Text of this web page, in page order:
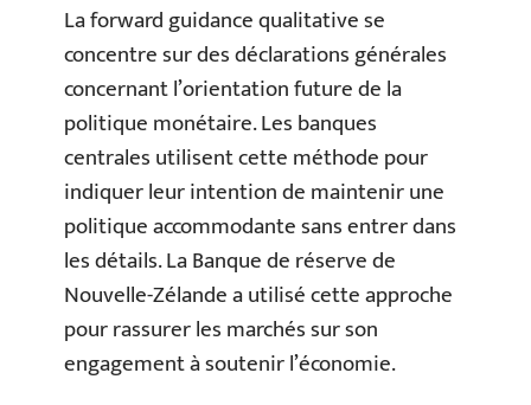
La forward guidance qualitative se
concentre sur des déclarations générales
concernant l’orientation future de la
politique monétaire. Les banques
centrales utilisent cette méthode pour
indiquer leur intention de maintenir une
politique accommodante sans entrer dans
les détails. La Banque de réserve de
Nouvelle-Zélande a utilisé cette approche
pour rassurer les marchés sur son
engagement à soutenir l’économie.